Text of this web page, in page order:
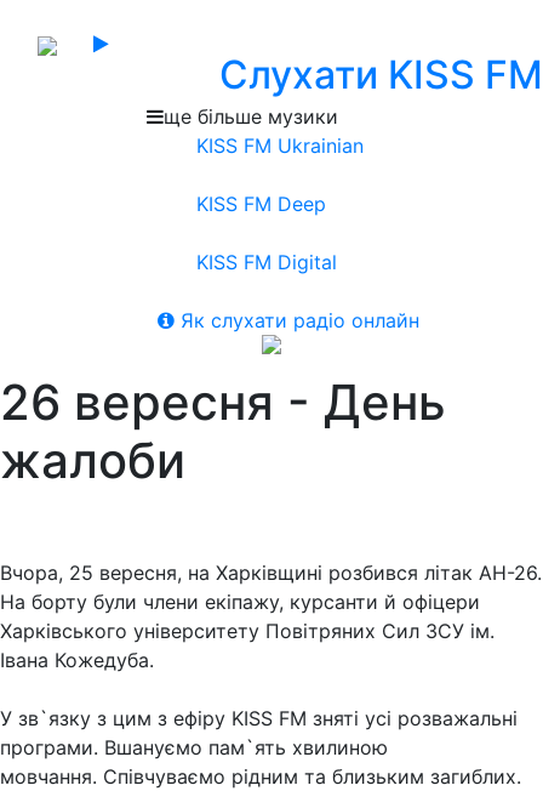
Слухати KISS FM
ще більше музики
KISS FM Ukrainian
KISS FM Deep
KISS FM Digital
Як слухати радіо онлайн
26 вересня - День
жалоби
Вчора, 25 вересня, на Харківщині розбився літак АН-26.
На борту були члени екіпажу, курсанти й офіцери
Харківського університету Повітряних Сил ЗСУ ім.
Івана Кожедуба.
У зв`язку з цим з ефіру KISS FM зняті усі розважальні
програми. Вшануємо пам`ять хвилиною
мовчання. Співчуваємо рідним та близьким загиблих.